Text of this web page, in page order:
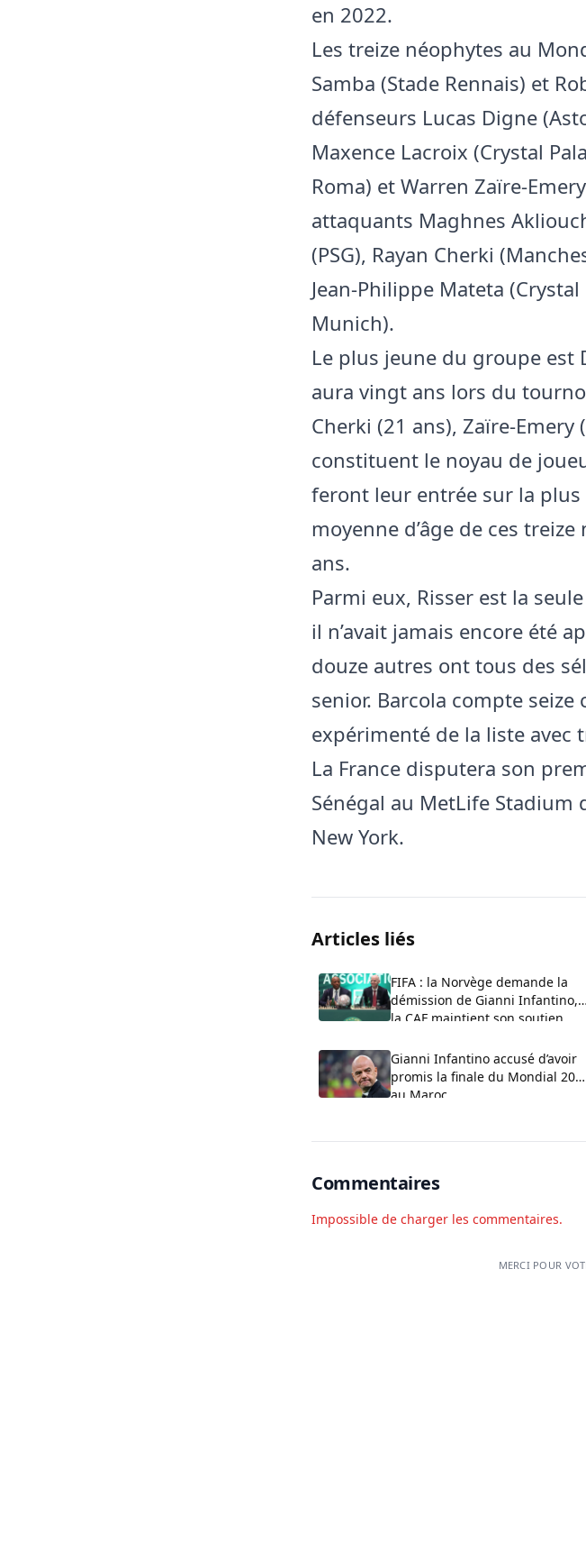
en 2022.
Les treize néophytes au
Samba (Stade Rennais) et
défenseurs Lucas Digne
Maxence Lacroix (Crystal
Roma) et Warren Zaïre-
attaquants Maghnes
(PSG), Rayan Cherki
Jean-Philippe Mateta
Munich).
Le plus jeune du groupe est
aura vingt ans lors du
Cherki (21 ans), Zaïre-Emery
constituent le noyau de
feront leur entrée sur la
moyenne d’âge de ces
ans.
Parmi eux, Risser est la
il n’avait jamais encore été
douze autres ont tous des
senior. Barcola compte
expérimenté de la liste avec
La France disputera son
Sénégal au MetLife Stadium
New York.
Articles liés
FIFA : la Norvège demande la
démission de Gianni Infantino,
la CAF maintient son soutien
Gianni Infantino accusé d’avoir
promis la finale du Mondial 2030
au Maroc
Commentaires
Impossible de charger les commentaires.
MERCI POUR